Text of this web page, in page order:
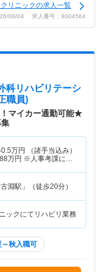
リニックの求人一覧
08/04 求人番号：9004564
科リハビリテーシ
職員)
！マイカー通勤可能★
万円 （諸手当込み）
万円 ※人事考課によ
淵駅」（徒歩20分）
ックにてリハビリ業務
～秋入職可